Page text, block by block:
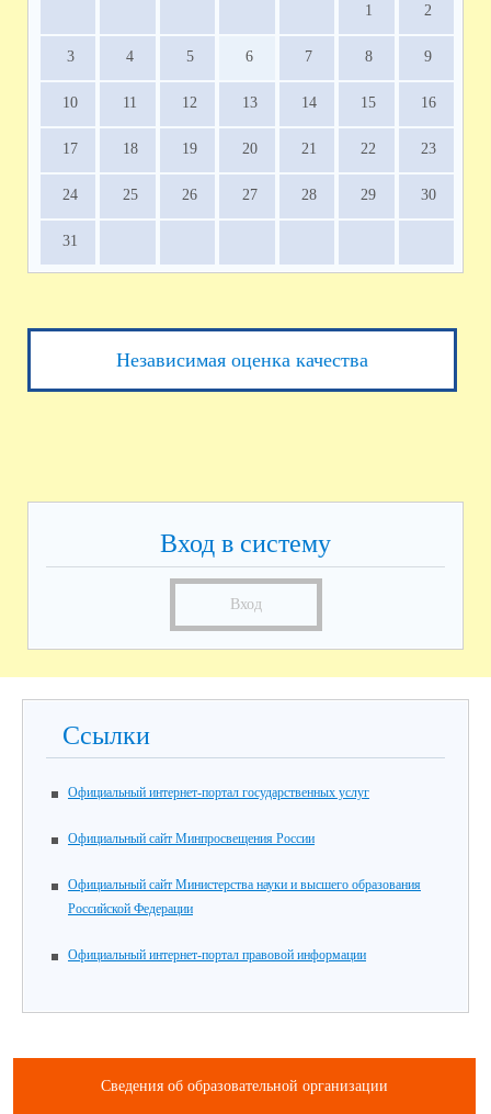
1 2
3 4 5 6 7 8 9
10 11 12 13 14 15 16
17 18 19 20 21 22 23
24 25 26 27 28 29 30
31
Независимая оценка качества
Вход в систему
Вход
Ссылки
Официальный интернет-портал государственных услуг
Официальный сайт Минпросвещения России
Официальный сайт Министерства науки и высшего образования
Российской Федерации
Официальный интернет-портал правовой информации
Сведения об образовательной организации